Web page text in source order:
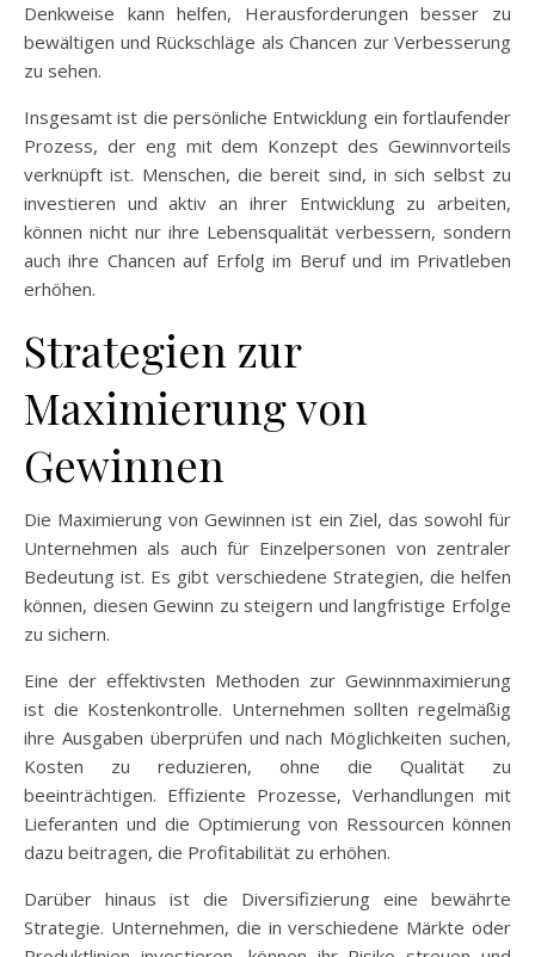
Denkweise kann helfen, Herausforderungen besser zu
bewältigen und Rückschläge als Chancen zur Verbesserung
zu sehen.
Insgesamt ist die persönliche Entwicklung ein fortlaufender
Prozess, der eng mit dem Konzept des Gewinnvorteils
verknüpft ist. Menschen, die bereit sind, in sich selbst zu
investieren und aktiv an ihrer Entwicklung zu arbeiten,
können nicht nur ihre Lebensqualität verbessern, sondern
auch ihre Chancen auf Erfolg im Beruf und im Privatleben
erhöhen.
Strategien zur
Maximierung von
Gewinnen
Die Maximierung von Gewinnen ist ein Ziel, das sowohl für
Unternehmen als auch für Einzelpersonen von zentraler
Bedeutung ist. Es gibt verschiedene Strategien, die helfen
können, diesen Gewinn zu steigern und langfristige Erfolge
zu sichern.
Eine der effektivsten Methoden zur Gewinnmaximierung
ist die Kostenkontrolle. Unternehmen sollten regelmäßig
ihre Ausgaben überprüfen und nach Möglichkeiten suchen,
Kosten zu reduzieren, ohne die Qualität zu
beeinträchtigen. Effiziente Prozesse, Verhandlungen mit
Lieferanten und die Optimierung von Ressourcen können
dazu beitragen, die Profitabilität zu erhöhen.
Darüber hinaus ist die Diversifizierung eine bewährte
Strategie. Unternehmen, die in verschiedene Märkte oder